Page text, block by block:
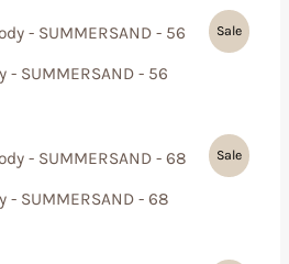
SUMMERSAND - 56
Sale
SUMMERSAND - 68
Sale